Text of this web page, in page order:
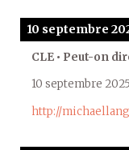
10 septembre
CLE • Peut-on
10 septembre 2025
http://